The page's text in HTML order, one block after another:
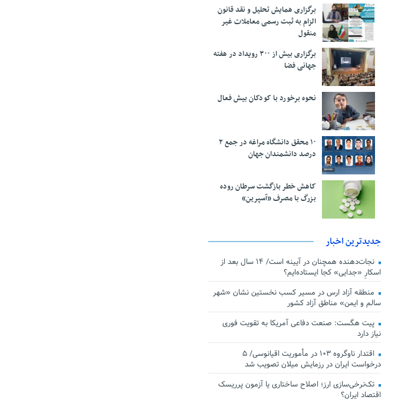
برگزاری همایش تحلیل و نقد قانون
الزام به ثبت رسمی معاملات غیر
منقول
برگزاری بیش از ۳۰۰ رویداد در هفته
جهانی فضا
نحوه برخورد با کودکان بیش فعال
۱۰ محقق دانشگاه مراغه در جمع ۲
درصد دانشمندان جهان
کاهش خطر بازگشت سرطان روده
بزرگ با مصرف «آسپرین»
جدیدترین اخبار
نجات‌دهنده‌ همچنان در آیینه است/ ۱۴ سال بعد از
اسکارِ «جدایی» کجا ایستاده‌ایم؟
منطقه آزاد ارس در مسیر کسب نخستین نشان «شهر
سالم و ایمن» مناطق آزاد کشور
پیت هگست: صنعت دفاعی آمریکا به تقویت فوری
نیاز دارد
اقتدار ناوگروه ۱۰۳ در مأموریت‌ اقیانوسی/ ۵
درخواست ایران در رزمایش میلان تصویب شد
تک‌نرخی‌سازی ارز؛ اصلاح ساختاری یا آزمون پرریسک
اقتصاد ایران؟